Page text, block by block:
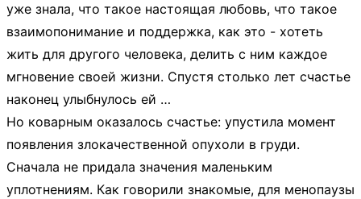
уже знала, что такое настоящая любовь, что такое
взаимопонимание и поддержка, как это - хотеть
жить для другого человека, делить с ним каждое
мгновение своей жизни. Спустя столько лет счастье
наконец улыбнулось ей …
Но коварным оказалось счастье: упустила момент
появления злокачественной опухоли в груди.
Сначала не придала значения маленьким
уплотнениям. Как говорили знакомые, для менопаузы